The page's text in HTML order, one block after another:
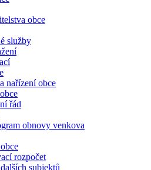
obce
služby
nařízení obce
řád
obnovy venkova
rozpočet
subjektů